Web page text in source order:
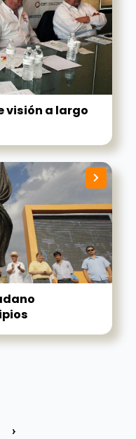
visión a largo
›